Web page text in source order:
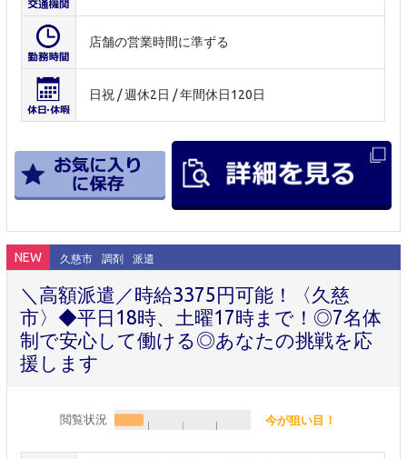
店舗の営業時間に準ずる
日祝 / 週休2日 / 年間休日120日
NEW 久慈市 調剤 派遣
＼高額派遣／時給3375円可能！〈久慈
市〉◆平日18時、土曜17時まで！◎7名体
制で安心して働ける◎あなたの挑戦を応
援します
閲覧状況 今が狙い目！